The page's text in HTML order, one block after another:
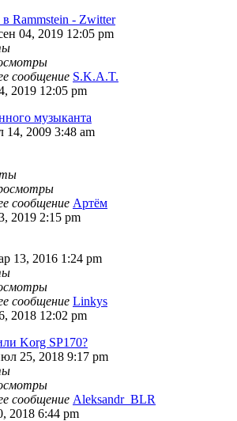
Rammstein - Zwitter
04, 2019 12:05 pm
сообщение S.K.A.T.
2019 12:05 pm
музыканта
2009 3:48 am
сообщение Артём
2019 2:15 pm
13, 2016 1:24 pm
сообщение Linkys
2018 12:02 pm
Korg SP170?
25, 2018 9:17 pm
сообщение Aleksandr_BLR
2018 6:44 pm